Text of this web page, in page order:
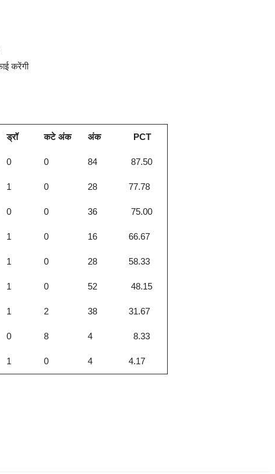
करेंगी
ड्रॉ कटे अंक अंक PCT
0 0 84 87.50
1 0 28 77.78
0 0 36 75.00
1 0 16 66.67
1 0 28 58.33
1 0 52 48.15
1 2 38 31.67
0 8 4 8.33
1 0 4 4.17